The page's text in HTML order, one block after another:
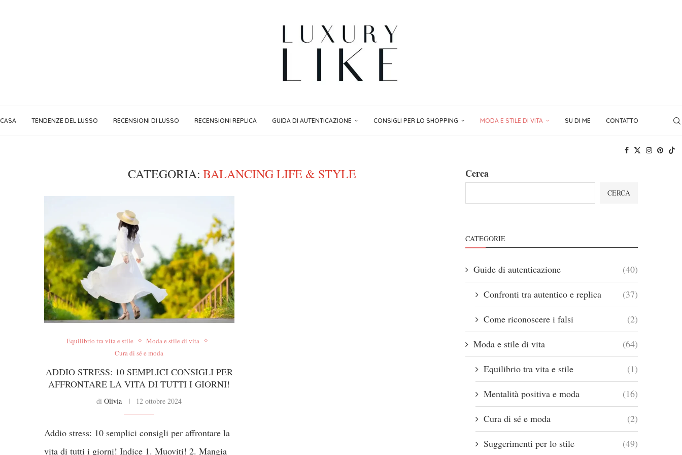
CASA TENDENZE DEL LUSSO RECENSIONI DI LUSSO RECENSIONI REPLICA GUIDA DI AUTENTICAZIONE CONSIGLI PER LO SHOPPING MODA E STILE DI VITA SU DI ME CONTATTO
CATEGORIA: BALANCING LIFE & STYLE
Equilibrio tra vita e stile
Moda e stile di vita
Cura di sé e moda
ADDIO STRESS: 10 SEMPLICI CONSIGLI PER
AFFRONTARE LA VITA DI TUTTI I GIORNI!
diOlivia 12 ottobre 2024
Addio stress: 10 semplici consigli per affrontare la
vita di tutti i giorni! Indice 1. Muoviti! 2. Mangia
Cerca
CERCA
CATEGORIE
Guide di autenticazione (40)
Confronti tra autentico e replica (37)
Come riconoscere i falsi (2)
Moda e stile di vita (64)
Equilibrio tra vita e stile (1)
Mentalità positiva e moda (16)
Cura di sé e moda (2)
Suggerimenti per lo stile (49)